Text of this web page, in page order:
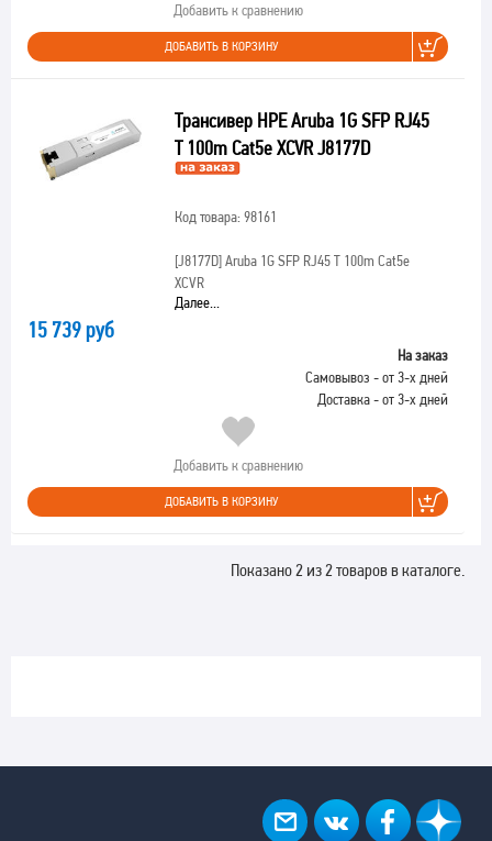
Добавить к сравнению
ДОБАВИТЬ В КОРЗИНУ
Трансивер HPE Aruba 1G SFP RJ45
T 100m Cat5e XCVR J8177D
Код товара: 98161
[J8177D]Aruba 1G SFP RJ45 T 100m Cat5e
XCVR
Далее...
15 739 руб
На заказ
Самовывоз - от 3-х дней
Доставка - от 3-х дней
Добавить к сравнению
ДОБАВИТЬ В КОРЗИНУ
Показано 2 из 2 товаров в каталоге.